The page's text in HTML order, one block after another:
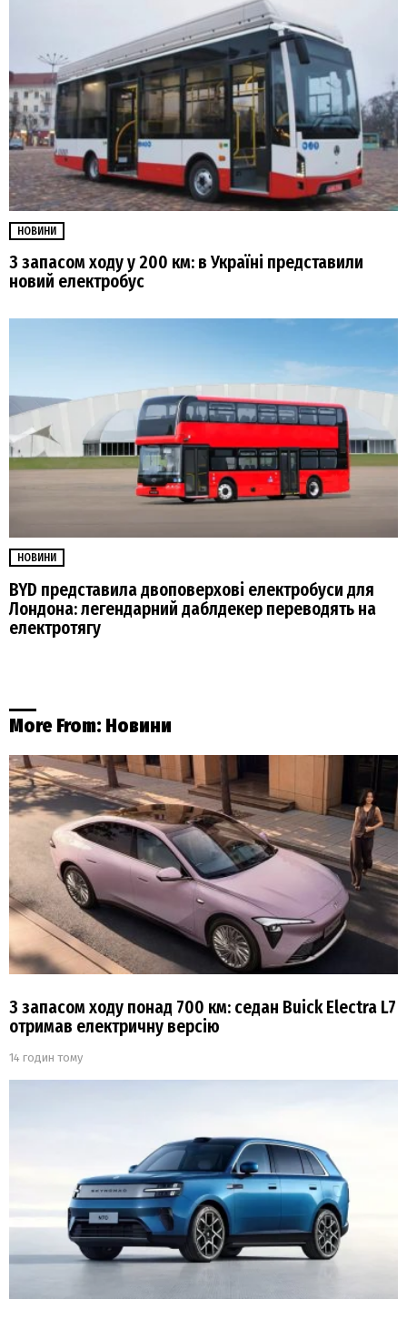
НОВИНИ
З запасом ходу у 200 км: в Україні представили
новий електробус
НОВИНИ
BYD представила двоповерхові електробуси для
Лондона: легендарний даблдекер переводять на
електротягу
More From: Новини
З запасом ходу понад 700 км: седан Buick Electra L7
отримав електричну версію
14 годин тому